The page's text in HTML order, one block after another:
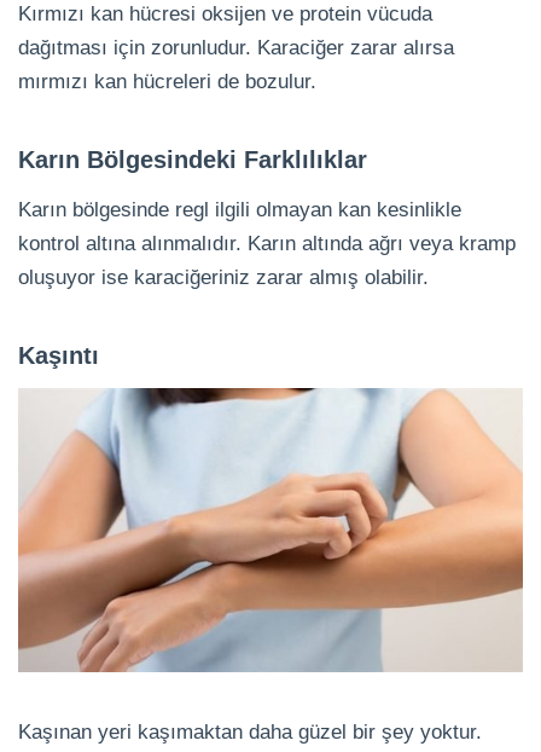
Kırmızı kan hücresi oksijen ve protein vücuda
dağıtması için zorunludur. Karaciğer zarar alırsa
mırmızı kan hücreleri de bozulur.
Karın Bölgesindeki Farklılıklar
Karın bölgesinde regl ilgili olmayan kan kesinlikle
kontrol altına alınmalıdır. Karın altında ağrı veya kramp
oluşuyor ise karaciğeriniz zarar almış olabilir.
Kaşıntı
Kaşınan yeri kaşımaktan daha güzel bir şey yoktur.